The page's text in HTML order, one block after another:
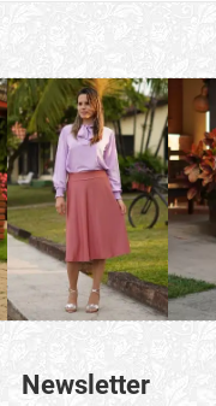
Newsletter